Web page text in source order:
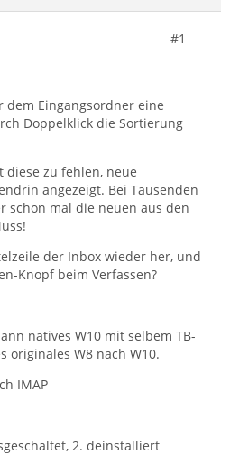
#1
Eingangsordner eine
Doppelklick die Sortierung
diese zu fehlen, neue
angezeigt. Bei Tausenden
schon mal die neuen aus den
der Inbox wieder her, und
Knopf beim Verfassen?
natives W10 mit selbem TB-
originales W8 nach W10.
IMAP
2. deinstalliert